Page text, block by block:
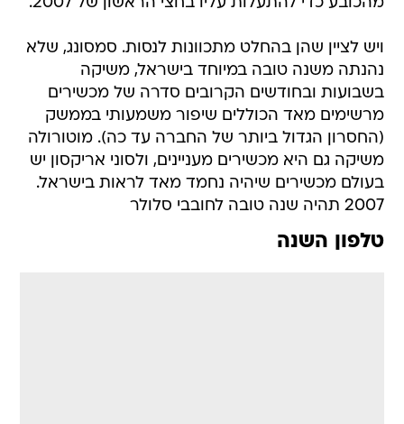
מהכובע כדי להתעלות עליו בחצי הראשון של 2007.
ויש לציין שהן בהחלט מתכוונות לנסות. סמסונג, שלא
נהנתה משנה טובה במיוחד בישראל, משיקה
בשבועות ובחודשים הקרובים סדרה של מכשירים
מרשימים מאד הכוללים שיפור משמעותי בממשק
(החסרון הגדול ביותר של החברה עד כה). מוטורולה
משיקה גם היא מכשירים מעניינים, ולסוני אריקסון יש
בעולם מכשירים שיהיה נחמד מאד לראות בישראל.
2007 תהיה שנה טובה לחובבי סלולר
טלפון השנה